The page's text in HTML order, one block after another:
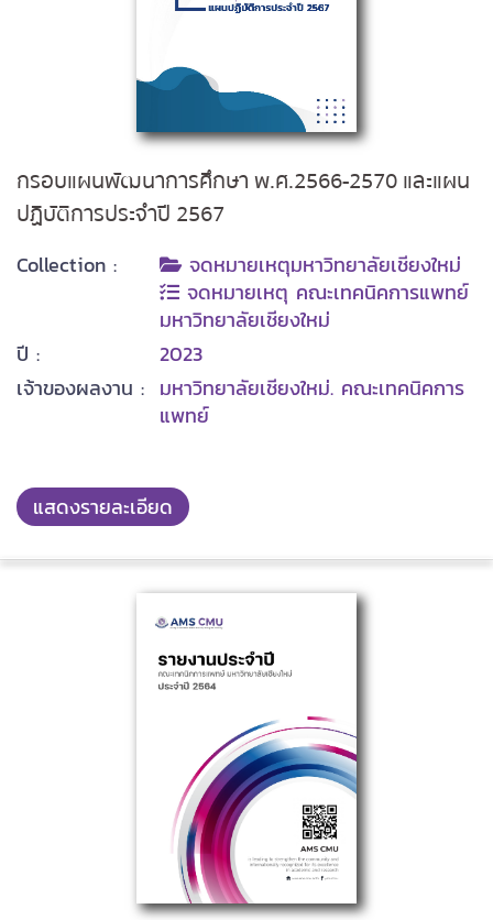
กรอบแผนพัฒนาการศึกษา พ.ศ.2566-2570 และแผน
ปฏิบัติการประจำปี 2567
Collection :
จดหมายเหตุมหาวิทยาลัยเชียงใหม่
จดหมายเหตุ คณะเทคนิคการแพทย์
มหาวิทยาลัยเชียงใหม่
ปี :
2023
เจ้าของผลงาน : มหาวิทยาลัยเชียงใหม่. คณะเทคนิคการ
แพทย์
แสดงรายละเอียด